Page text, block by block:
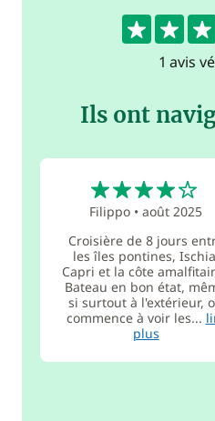
4
1 avis
Ils ont
Filippo •août 2025
Croisière de 8 jours
les îles pontines,
Capri et la côte
Bateau en bon état,
si surtout à l'extérieur,
commence à voir les...
plus